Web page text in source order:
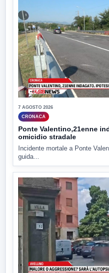
7 AGOSTO 2026
CRONACA
Ponte Valentino,21enne
omicidio stradale
Incidente mortale a Ponte
guida...